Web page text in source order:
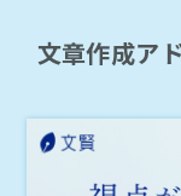
文章作成ア